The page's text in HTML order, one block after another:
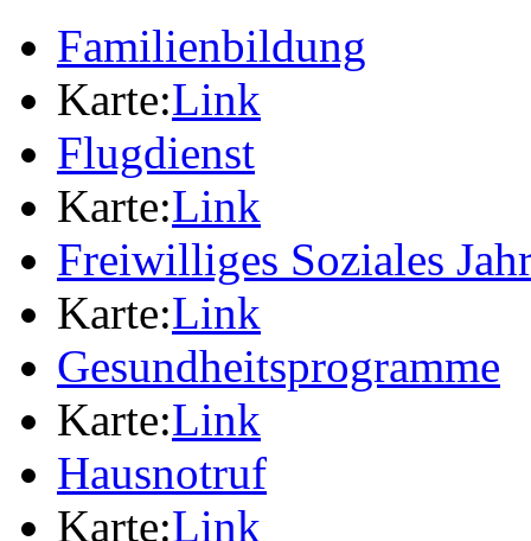
Familienbildung
Karte:Link
Flugdienst
Karte:Link
Freiwilliges Soziales
Karte:Link
Gesundheitsprogramme
Karte:Link
Hausnotruf
Karte:Link